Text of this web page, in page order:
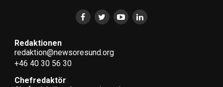
Redaktionen
redaktion@newsoresund.org
+46 40 30 56 30
Chefredaktör